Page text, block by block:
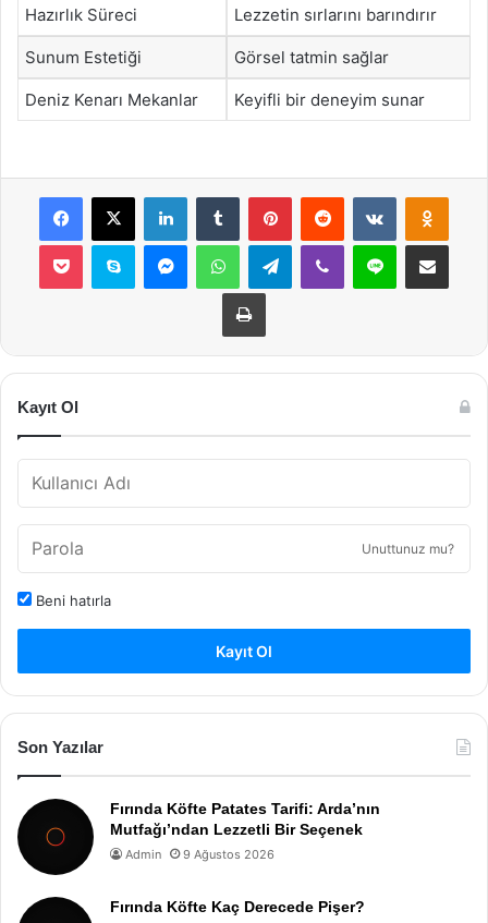
Hazırlık Süreci Lezzetin sırlarını barındırır
Sunum Estetiği Görsel tatmin sağlar
Deniz Kenarı Mekanlar Keyifli bir deneyim sunar
Facebook
X LinkedInTumblr PinterestReddit VKontakte
Pocket Skype MessengerWhatsAppTelegramViber Line E-Posta ile
Yazdır
Kayıt Ol
Unuttunuz mu?
Beni hatırla
Kayıt Ol
Son Yazılar
Fırında Köfte Patates Tarifi: Arda’nın
Mutfağı’ndan Lezzetli Bir Seçenek
Admin 9 Ağustos 2026
Fırında Köfte Kaç Derecede Pişer?